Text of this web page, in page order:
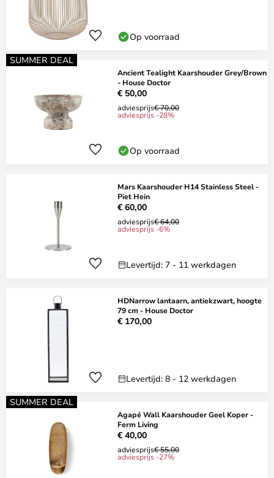
Op voorraad
SUMMER DEAL
Ancient Tealight Kaarshouder Grey/Brown
- House Doctor
€ 50,00
adviesprijs€ 70,00
adviesprijs -28%
Op voorraad
Mars Kaarshouder H14 Stainless Steel -
Piet Hein
€ 60,00
adviesprijs€ 64,00
adviesprijs -6%
Levertijd: 7 - 11 werkdagen
HDNarrow lantaarn, antiekzwart, hoogte
79 cm - House Doctor
€ 170,00
Levertijd: 8 - 12 werkdagen
SUMMER DEAL
Agapé Wall Kaarshouder Geel Koper -
Ferm Living
€ 40,00
adviesprijs€ 55,00
adviesprijs -27%